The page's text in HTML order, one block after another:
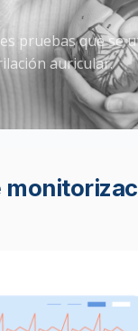
pruebas que se
auricular.